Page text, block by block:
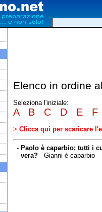
Elenco in ordine
Seleziona l'iniziale:
A B C D E F
> Clicca qui per scaricare
- Paolo è caparbio; tutti i
vera?Gianni è caparbio